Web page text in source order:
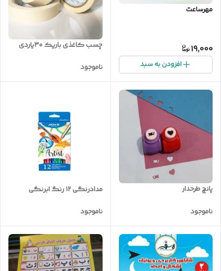
مهرساعت
19,000
افزودن به سبد
چسب کاغذی باریک ۳۰یاردی
ناموجود
پانچ طرحدار
ناموجود
مدادرنگی ۱۲ رنگ ابرنگی
ناموجود